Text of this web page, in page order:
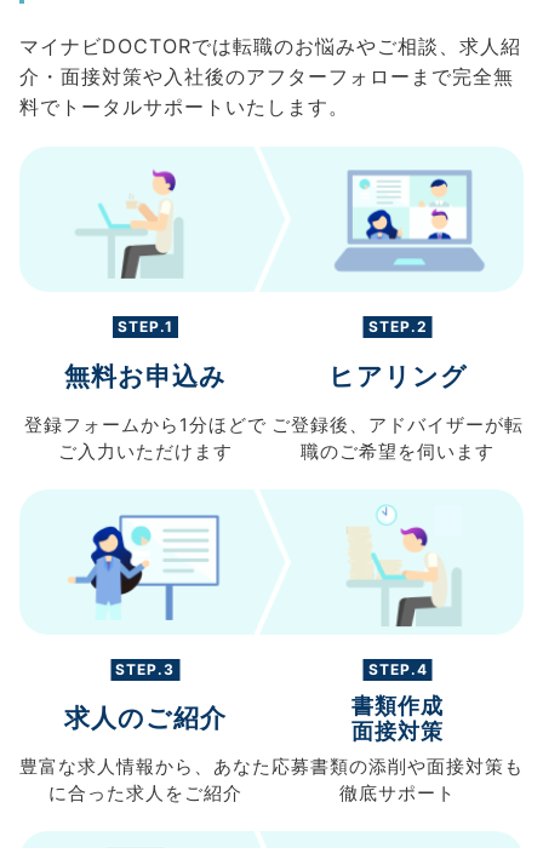
マイナビDOCTORでは転職のお悩みやご相談、求人紹
介・面接対策や入社後のアフターフォローまで完全無
料でトータルサポートいたします。
STEP.1
無料お申込み
登録フォームから 1分ほどで
ご入力 いただけます
STEP.2
ヒアリング
ご登録後、 アドバイザーが転
職のご希望を伺います
STEP.3
求人のご紹介
豊富な求人情報から、 あなた
に合った求人を ご紹介
STEP.4
書類作成
面接対策
応募書類の添削や面接対策も
徹底サポート